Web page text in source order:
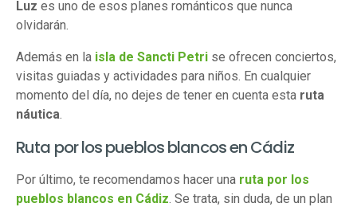
Luz es uno de esos planes románticos que nunca
olvidarán.
Además en la isla de Sancti Petri se ofrecen conciertos,
visitas guiadas y actividades para niños. En cualquier
momento del día, no dejes de tener en cuenta esta ruta
náutica
Ruta por los pueblos blancos en Cádiz
Por último, te recomendamos hacer una ruta por los
pueblos blancos en Cádiz . Se trata, sin duda, de un plan